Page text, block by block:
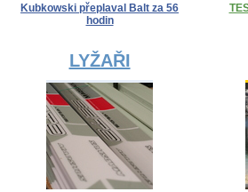
Kubkowski přeplaval Balt za 56
hodin
LYŽAŘI